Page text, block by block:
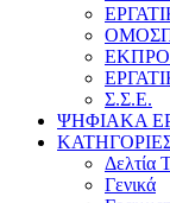
Σ.Σ.Ε.
ΨΗΦΙΑΚΑ
Δελτία
Γενικά